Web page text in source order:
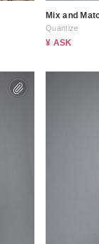
Mix and
Quantize
¥ ASK